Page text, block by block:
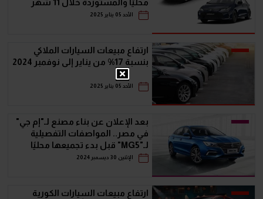
محليًا والمستوردة خلال 11 شهر
الأحد 05 يناير 2025
ارتفاع مبيعات السيارات الملاكي
بنسبة 17% من يناير إلى نوفمبر 2024
الأحد 05 يناير 2025
بعد الإعلان عن بناء مصنع لـ"إم جي"
في مصر.. المواصفات التفصيلية
لـ"MG5" قبل بدء تجميعها محليًا
الإثنين 30 ديسمبر 2024
ارتفاع مبيعات السيارات الكورية